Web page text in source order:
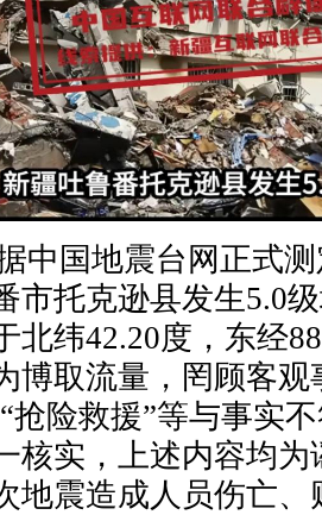
中国地震台网正式
市托克逊县发生5.0
北纬42.20度，东经
博取流量，罔顾客
抢险救援”等与事实
核实，上述内容均为
地震造成人员伤亡